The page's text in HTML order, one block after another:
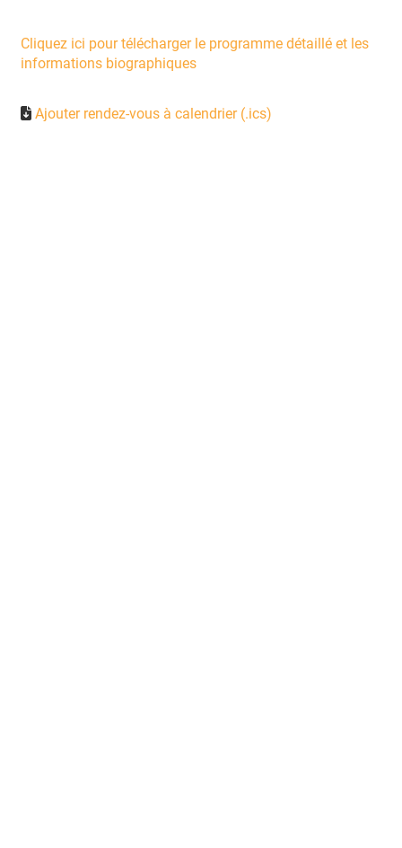
Cliquez ici pour télécharger le programme détaillé et les
informations biographiques
Ajouter rendez-vous à calendrier (.ics)